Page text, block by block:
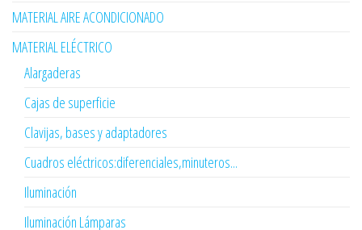
MATERIAL AIRE ACONDICIONADO
MATERIAL ELÉCTRICO
Alargaderas
Cajas de superficie
Clavijas, bases y adaptadores
Cuadros eléctricos:diferenciales,minuteros...
Iluminación
Iluminación Lámparas